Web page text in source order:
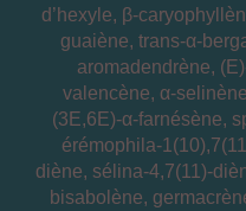
d’hexyle, β-caryophyll è
guaiène, trans-α-
aromadendrène,
valencène, α-selinè
(3E,6E)-α-farnésène,
érémophila-
diène, sélina-4,7(11)-diè
bisabolène, germacrè